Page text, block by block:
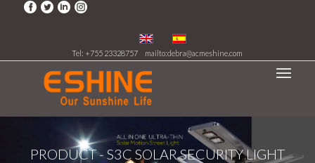
Tel: +755 23328757 mailto:debra@acmeshine.com
PRODUCT - S3C SOLAR SECURITY LIGHT